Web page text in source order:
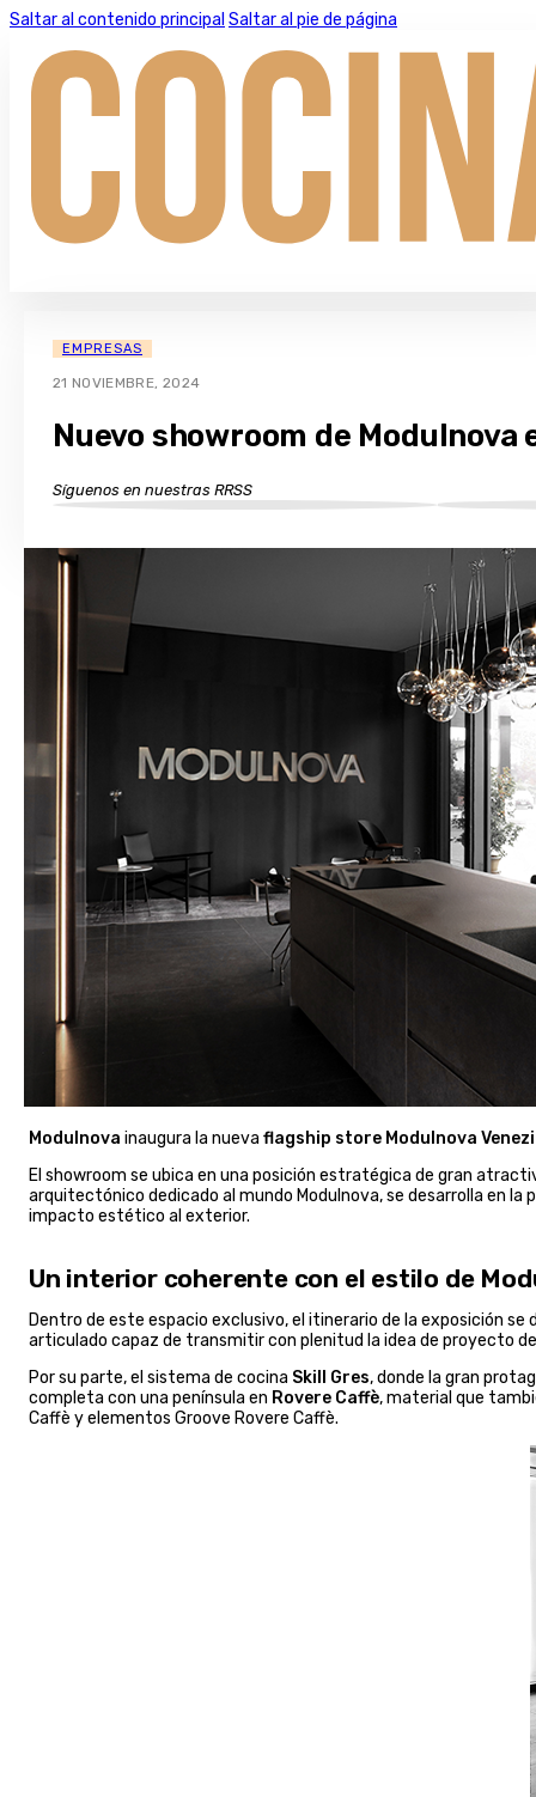
Saltar al contenido principal Saltar al pie de página
EMPRESAS
21 NOVIEMBRE, 2024
Nuevo showroom de Modulnova
Síguenos en nuestras RRSS
Modulnova inaugura la nueva flagship store Modulnova
El showroom se ubica en una posición estratégica de gran
arquitectónico dedicado al mundo Modulnova, se desarrolla en
impacto estético al exterior.
Un interior coherente con el estilo de
Dentro de este espacio exclusivo, el itinerario de la exposición
articulado capaz de transmitir con plenitud la idea de proyecto
Por su parte, el sistema de cocina Skill Gres, donde la gran
completa con una península en Rovere Caffè, material que
Caffè y elementos Groove Rovere Caffè.